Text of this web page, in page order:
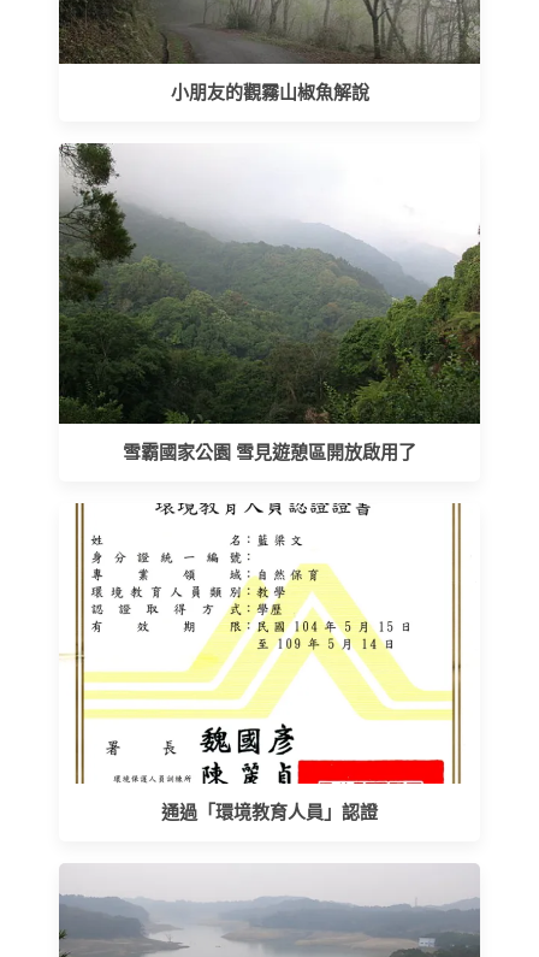
小朋友的觀霧山椒魚解說
雪霸國家公園 雪見遊憩區開放啟用了
通過「環境教育人員」認證